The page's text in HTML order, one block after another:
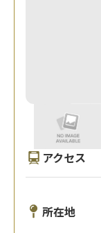
アクセス
所在地